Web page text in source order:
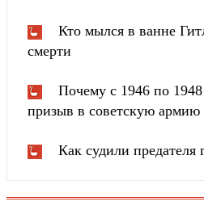
Кто мылся в ванне
смерти
Почему с 1946 по
призыв в советскую армию
Как судили предателя